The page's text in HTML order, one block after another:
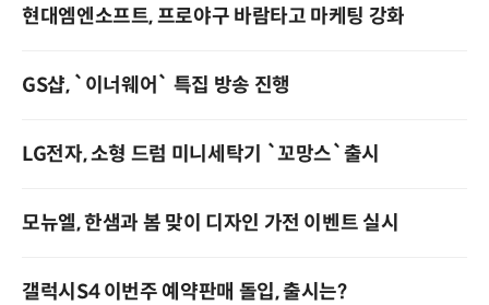
현대엠엔소프트, 프로야구 바람타고 마케팅 강화
GS샵, `이너웨어` 특집 방송 진행
LG전자, 소형 드럼 미니세탁기 `꼬망스`출시
모뉴엘, 한샘과 봄 맞이 디자인 가전 이벤트 실시
갤럭시S4 이번주 예약판매 돌입, 출시는?